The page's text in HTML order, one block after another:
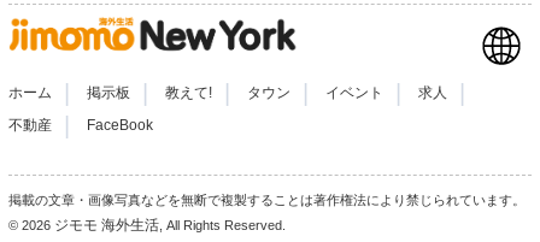
ホーム 掲示板 教えて! タウン イベント 求人
不動産 FaceBook
掲載の文章・画像写真などを無断で複製することは著作権法により禁じられています。
© 2026 ジモモ 海外生活 , All Rights Reserved.